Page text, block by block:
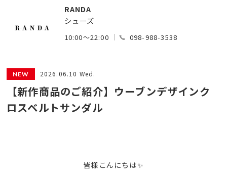
RANDA
シューズ
10:00～22:00 098-988-3538
2026.06.10 Wed.
【新作商品のご紹介】ウーブンデザインク
ロスベルトサンダル
皆様こんにちは✨